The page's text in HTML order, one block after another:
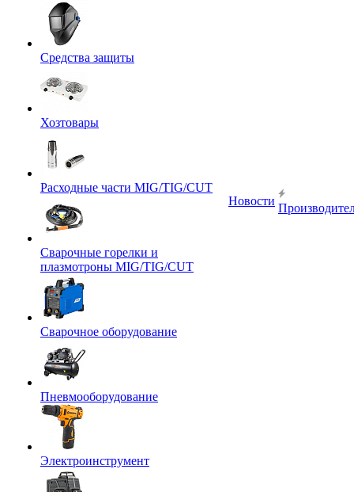
Средства защиты
Хозтовары
Расходные части MIG/TIG/CUT
Сварочные горелки и
плазмотроны MIG/TIG/CUT
Сварочное оборудование
Пневмооборудование
Электроинструмент
Новости